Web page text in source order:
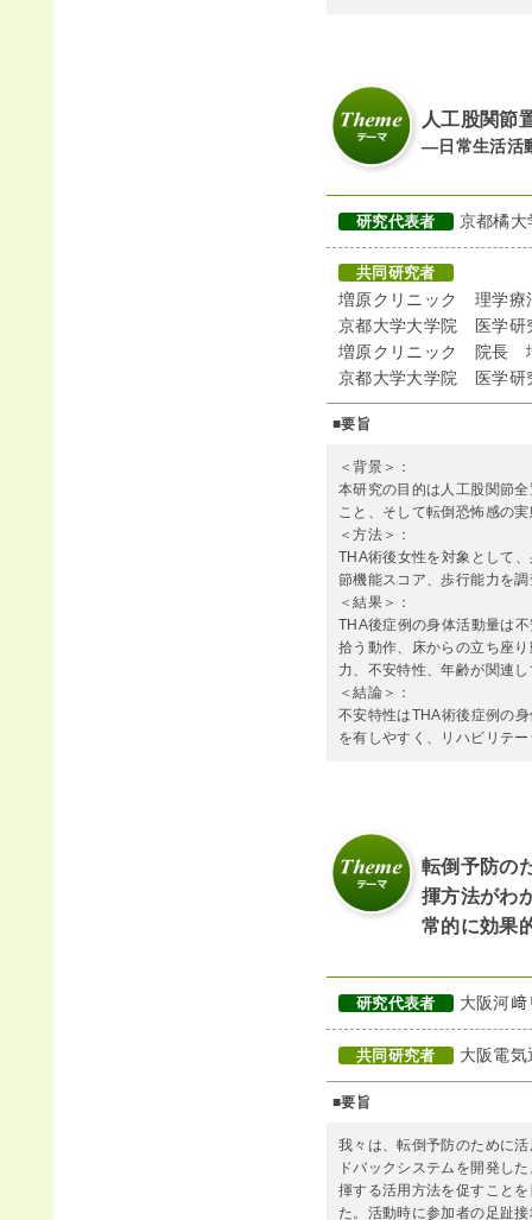
人工股関節
―日常生活活
研究代表者 京都橘
共同研究者
増原クリニック 理学
京都大学大学院 医学
増原クリニック 院長
京都大学大学院 医学
■要旨
＜背景＞：
本研究の目的は人工股関節
こと、そして転倒恐怖感の
＜方法＞：
THA術後女性を対象として
節機能スコア、歩行能力を
＜結果＞：
THA後症例の身体活動量は
拾う動作、床からの立ち座
力、不安特性、年齢が関連
＜結論＞：
不安特性はTHA術後症例の
を有しやすく、リハビリテ
転倒予防の
揮方法がわ
常的に効果
研究代表者 大阪河
共同研究者 大阪電
■要旨
我々は、転倒予防のために
ドバックシステムを開発し
揮する活用方法を促すこと
た。活動時に参加者の足趾